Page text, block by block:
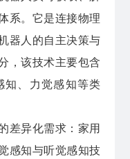
系。它是连接物理
器人的自主决策与
，该技术主要包含
知、力觉感知等类
差异化需求：家用
感知与听觉感知技